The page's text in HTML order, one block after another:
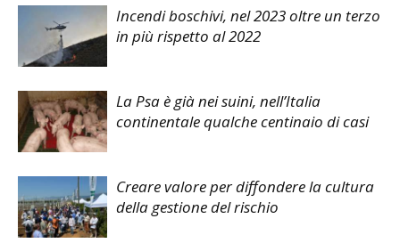
Incendi boschivi, nel 2023 oltre un terzo
in più rispetto al 2022
La Psa è già nei suini, nell’Italia
continentale qualche centinaio di casi
Creare valore per diffondere la cultura
della gestione del rischio